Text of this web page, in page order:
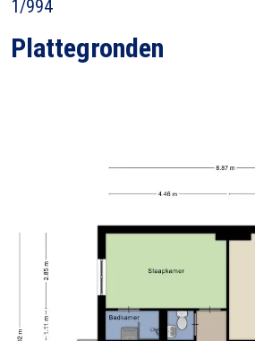
1/994
Plattegronden